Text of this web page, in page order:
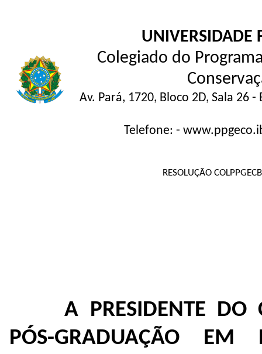
UNIVERSIDADE
Colegiado do
Av. Pará, 1720, Bloco 2D, Sala 26
Telefone: -
RESOLUÇÃO
A PRESIDENTE DO
PÓS-GRADUAÇÃO EM